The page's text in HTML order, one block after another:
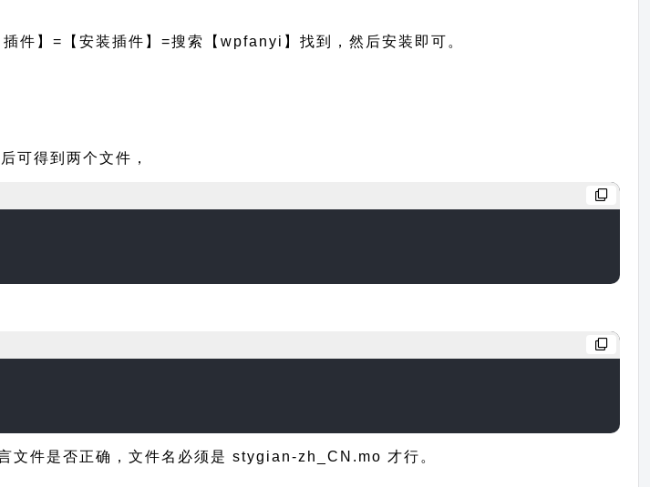
件】=【安装插件】=搜索【wpfanyi】找到，然后安装即可。
可得到两个文件，
文件是否正确，文件名必须是 stygian-zh_CN.mo 才行。